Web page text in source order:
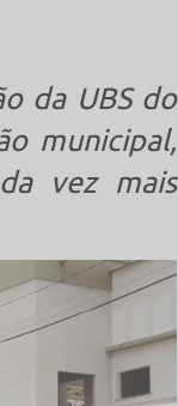
da UBS do
municipal,
vez mais